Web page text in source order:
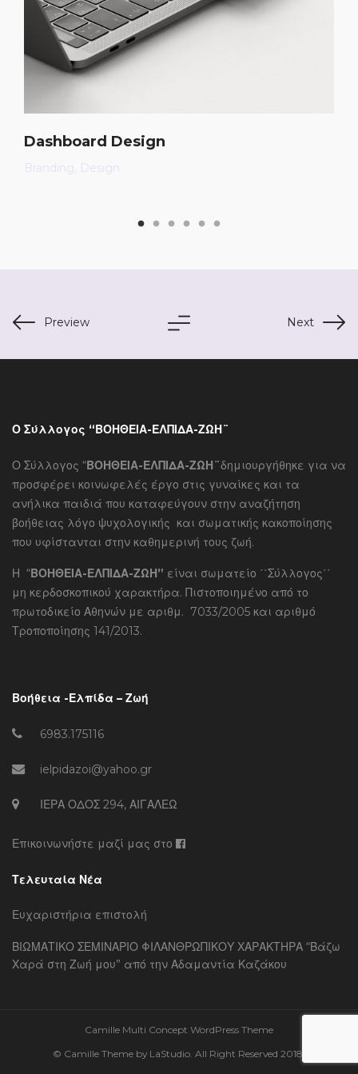
Branding Design
Dashboard Design
Preview Next
Ο Σύλλογος “ΒΟΗΘΕΙΑ-ΕΛΠΙΔΑ-ΖΩΗ¨
Ο Σύλλογος “ΒΟΗΘΕΙΑ-ΕΛΠΙΔΑ-ΖΩΗ¨δημιουργήθηκε για να
προσφέρει κοινωφελές έργο στις γυναίκες και τα
ανήλικα παιδιά που καταφεύγουν στην αναζήτηση
βοήθειας λόγο ψυχολογικής και σωματικής κακοποίησης
που υφίστανται στην καθημερινή τους ζωή.
Η “ΒΟΗΘΕΙΑ-ΕΛΠΙΔΑ-ΖΩΗ” είναι σωματείο ΄΄Σύλλογος΄΄
μη κερδοσκοπικού χαρακτήρα. Πιστοποιημένο από το
πρωτοδικείο Αθηνών με αριθμ. 7033/2005 και αριθμό
Τροποποίησης 141/2013.
Βοήθεια -Ελπίδα – Ζωή
6983.175116
ielpidazoi@yahoo.gr
ΙΕΡΑ ΟΔΟΣ 294, ΑΙΓΑΛΕΩ
Επικοινωνήστε μαζί μας στο
Τελευταία Νέα
Ευχαριστήρια επιστολή
ΒΙΩΜΑΤΙΚΟ ΣΕΜΙΝΑΡΙΟ ΦΙΛΑΝΘΡΩΠΙΚΟΥ ΧΑΡΑΚΤΗΡΑ “Βάζω
Χαρά στη Ζωή μου” από την Αδαμαντία Καζάκου
Camille Multi Concept WordPress Theme
© Camille Theme by LaStudio. All Right Reserved 2018.